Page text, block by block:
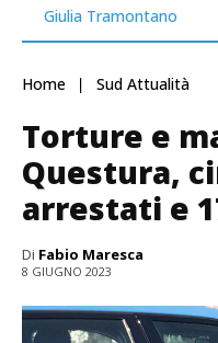
Giulia Tramontano
Home Sud Attualità
Torture e
Questura,
arrestati e
Di Fabio Maresca
8 GIUGNO 2023